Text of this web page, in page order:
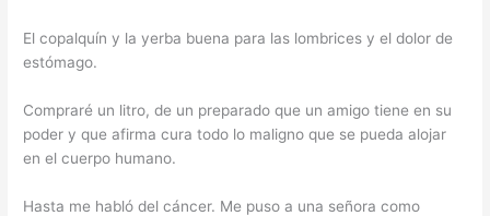
El copalquín y la yerba buena para las lombrices y el dolor de
estómago.
Compraré un litro, de un preparado que un amigo tiene en su
poder y que afirma cura todo lo maligno que se pueda alojar
en el cuerpo humano.
Hasta me habló del cáncer. Me puso a una señora como